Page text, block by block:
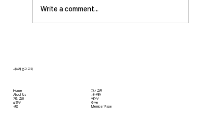
문명은 우리의 삶을 매우 편리하게 만들어 주었
Write a comment...
Home
About Us
​가정 교회
​삶공부
​선교
자녀 교육
새누리터
영어부
Give
Member Page
새누리 선교 교회